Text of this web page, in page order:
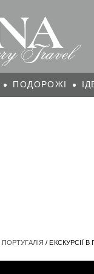
ПОДОРОЖІ
ПОРТУГАЛІЯ / ЕКСКУРСІЇ В